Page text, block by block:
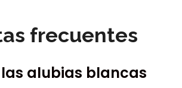
frecuentes
alubias blancas